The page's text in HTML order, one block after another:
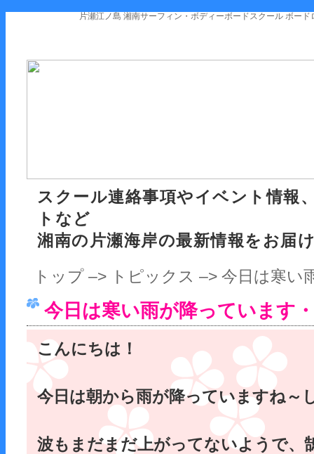
片瀬江ノ島 湘南サーフィン・ボディーボードスクール ボード
スクール連絡事項やイベント情報
トなど
湘南の片瀬海岸の最新情報をお届
トップ –> トピックス –> 今日は寒い
今日は寒い雨が降っています
こんにちは！
今日は朝から雨が降っていますね～
波もまだまだ上がってないようで、